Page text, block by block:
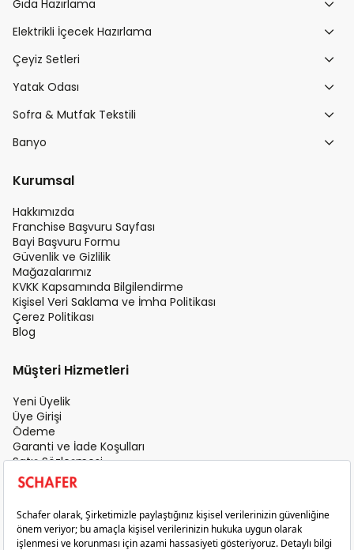
Gıda Hazırlama
Elektrikli İçecek Hazırlama
Çeyiz Setleri
Yatak Odası
Sofra & Mutfak Tekstili
Banyo
Kurumsal
Hakkımızda
Franchise Başvuru Sayfası
Bayi Başvuru Formu
Güvenlik ve Gizlilik
Mağazalarımız
KVKK Kapsamında Bilgilendirme
Kişisel Veri Saklama ve İmha Politikası
Çerez Politikası
Blog
Müşteri Hizmetleri
Yeni Üyelik
Üye Girişi
Ödeme
Garanti ve İade Koşulları
Satış Sözleşmesi
Üyelik Sözleşmesi
İletişim
Teslimat Koşulları
Gizlilik ve Güvenlik
Sık Sorulan Sorular